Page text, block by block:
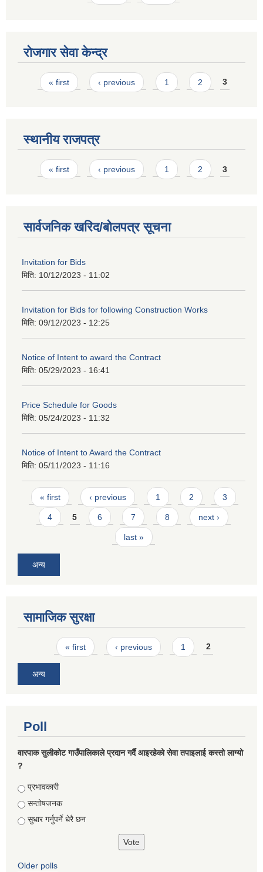
रोजगार सेवा केन्द्र
Pages
« first ‹ previous 1 2 3
स्थानीय राजपत्र
Pages
« first ‹ previous 1 2 3
सार्वजनिक खरिद/बोलपत्र सूचना
Invitation for Bids
मिति: 10/12/2023 - 11:02
Invitation for Bids for following Construction Works
मिति: 09/12/2023 - 12:25
Notice of Intent to award the Contract
मिति: 05/29/2023 - 16:41
Price Schedule for Goods
मिति: 05/24/2023 - 11:32
Notice of Intent to Award the Contract
मिति: 05/11/2023 - 11:16
Pages
« first ‹ previous 1 2 3
4 5 6 7 8 next ›
last »
अन्य
सामाजिक सुरक्षा
Pages« first ‹ previous 1 2
अन्य
Poll
वारपाक सुलीकोट गाउँपालिकाले प्रदान गर्दै आइरहेको सेवा तपाइलाई कस्तो लाग्यो
?
Choices
प्रभावकारी
सन्तोषजनक
सुधार गर्नुपर्ने धेरै छन
Older polls